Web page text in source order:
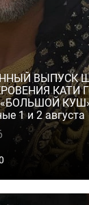
ВЫПУСК
КАТИ
КУШ».
1 и 2 августа